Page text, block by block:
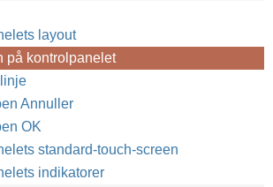
layout
på kontrolpanelet
Annuller
OK
standard-touch-screen
indikatorer